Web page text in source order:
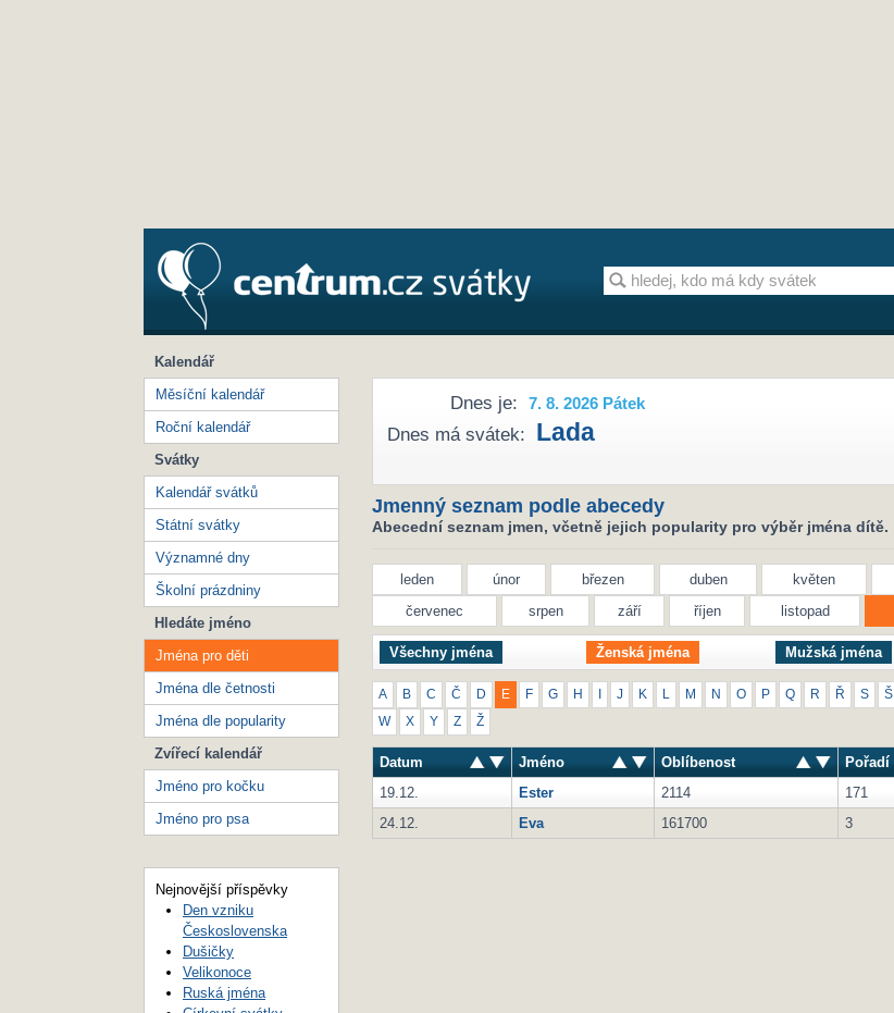
Dnes je: 7. 8. 2026 Pátek
Dnes má svátek: Lada
Jmenný seznam podle abecedy
Abecední seznam jmen, včetně jejich popularity pro výběr jména dítě.
leden únor březen duben květen
červenec
srpen září říjen listopad
Všechny jména Ženská jména Mužská jména
A B C Č D E F G H J K M N O P Q R Ř S Š
W X Y Z Ž
Datum Jméno Oblíbenost
Pořadí
19.12.
Ester 2114
171
24.12.
Eva 161700 3
Kalendář
Měsíční kalendář
Roční kalendář
Svátky
Kalendář svátků
Státní svátky
Významné dny
Školní prázdniny
Hledáte jméno
Jména pro děti
Jména dle četnosti
Jména dle popularity
Zvířecí kalendář
Jméno pro kočku
Jméno pro psa
Nejnovější příspěvky
Den vzniku
Československa
Dušičky
Velikonoce
Ruská jména